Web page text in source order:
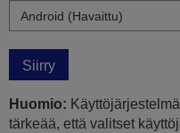
Siirry
Huomio:
tärkeää, että valitset